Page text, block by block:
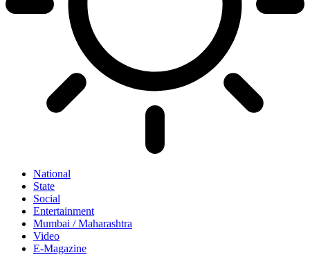
National
State
Social
Entertainment
Mumbai / Maharashtra
Video
E-Magazine